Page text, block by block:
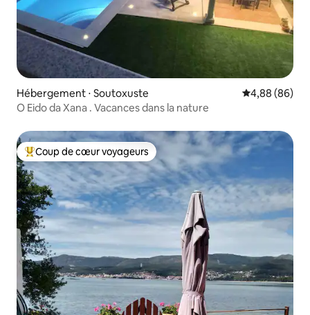
Hébergement ⋅ Soutoxuste Évaluation
4,88 (86)
O Eido da Xana . Vacances dans la nature
Coups de cœur voyageurs les plus appréciés
Coup de cœur voyageurs